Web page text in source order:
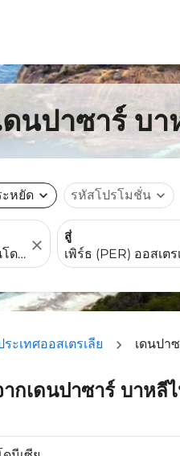
ดนปาซาร์ บ
ะหยัด expand_more รหัสโปรโมชั่น expand_more
close
สู่
ระเทศออสเตรเลีย เดนปา
กเดนปาซาร์ บาหลี
งและ/หรือปลายทาง) หรือเลื